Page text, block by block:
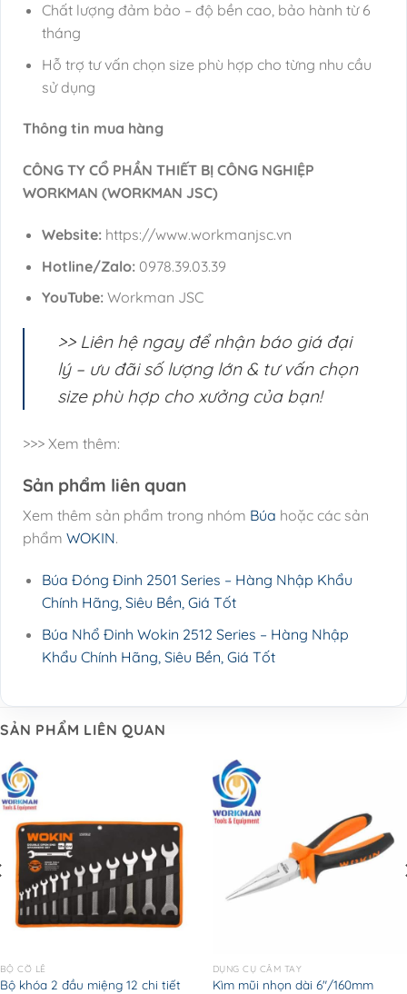
Chất lượng đảm bảo – độ bền cao, bảo hành từ 6
tháng
Hỗ trợ tư vấn chọn size phù hợp cho từng nhu cầu
sử dụng
Thông tin mua hàng
CÔNG TY CỔ PHẦN THIẾT BỊ CÔNG NGHIỆP
WORKMAN (WORKMAN JSC)
Website:https://www.workmanjsc.vn
Hotline/Zalo:0978.39.03.39
YouTube:Workman JSC
>> Liên hệ ngay để nhận báo giá đại
lý – ưu đãi số lượng lớn & tư vấn chọn
size phù hợp cho xưởng của bạn!
>>> Xem thêm:
Sản phẩm liên quan
Xem thêm sản phẩm trong nhóm Búa hoặc các sản
phẩm WOKIN.
Búa Đóng Đinh 2501 Series – Hàng Nhập Khẩu
Chính Hãng, Siêu Bền, Giá Tốt
Búa Nhổ Đinh Wokin 2512 Series – Hàng Nhập
Khẩu Chính Hãng, Siêu Bền, Giá Tốt
SẢN PHẨM LIÊN QUAN
BỘ CỜ LÊ
Bộ khóa 2 đầu miệng 12 chi tiết
DỤNG CỤ CẦM TAY
Kìm mũi nhọn dài 6″/160mm